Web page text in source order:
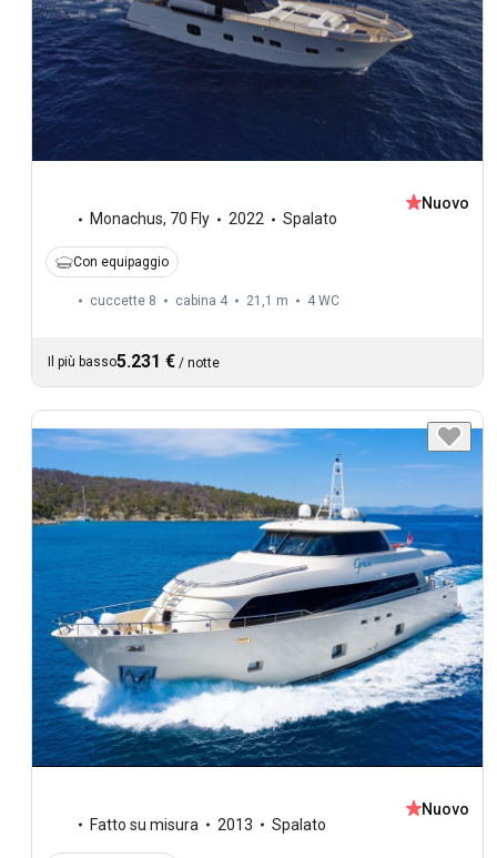
Monachus, 70 Fly 2022 Spalato
Nuovo
Con equipaggio
cuccette 8 cabina 4 21,1 m 4 WC
Il più basso5.231 € / notte
Fatto su misura 2013 Spalato
Nuovo